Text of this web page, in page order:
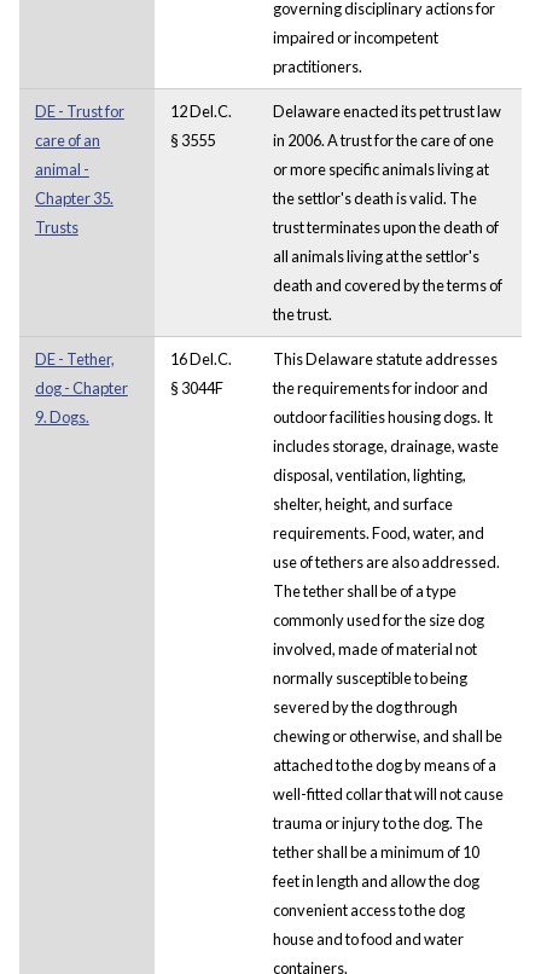
governing disciplinary actions for
impaired or incompetent
practitioners.
DE - Trust for
care of an
animal -
Chapter 35.
Trusts
12 Del.C.
§ 3555
Delaware enacted its pet trust law
in 2006. A trust for the care of one
or more specific animals living at
the settlor's death is valid. The
trust terminates upon the death of
all animals living at the settlor's
death and covered by the terms of
the trust.
DE - Tether,
dog - Chapter
9. Dogs.
16 Del.C.
§ 3044F
This Delaware statute addresses
the requirements for indoor and
outdoor facilities housing dogs. It
includes storage, drainage, waste
disposal, ventilation, lighting,
shelter, height, and surface
requirements. Food, water, and
use of tethers are also addressed.
The tether shall be of a type
commonly used for the size dog
involved, made of material not
normally susceptible to being
severed by the dog through
chewing or otherwise, and shall be
attached to the dog by means of a
well-fitted collar that will not cause
trauma or injury to the dog. The
tether shall be a minimum of 10
feet in length and allow the dog
convenient access to the dog
house and to food and water
containers.